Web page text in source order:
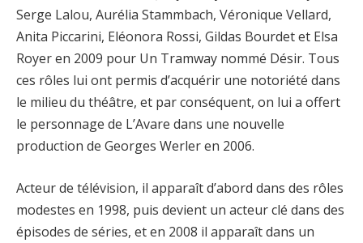
Serge Lalou, Aurélia Stammbach, Véronique Vellard,
Anita Piccarini, Eléonora Rossi, Gildas Bourdet et Elsa
Royer en 2009 pour Un Tramway nommé Désir. Tous
ces rôles lui ont permis d’acquérir une notoriété dans
le milieu du théâtre, et par conséquent, on lui a offert
le personnage de L’Avare dans une nouvelle
production de Georges Werler en 2006.
Acteur de télévision, il apparaît d’abord dans des rôles
modestes en 1998, puis devient un acteur clé dans des
épisodes de séries, et en 2008 il apparaît dans un